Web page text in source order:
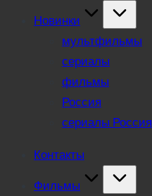
Новинки
мультфильмы
сериалы
фильмы
Россия
сериалы Россия
Контакты
Фильмы